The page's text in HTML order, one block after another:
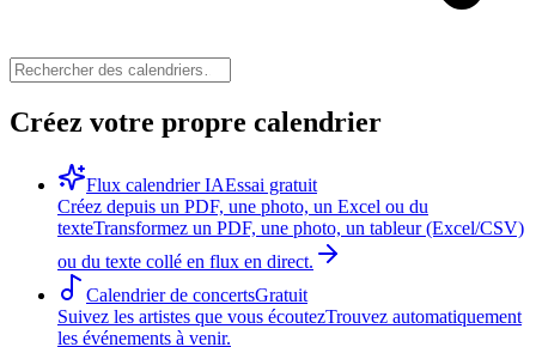
Créez votre propre calendrier
Flux calendrier IAEssai gratuit
Créez depuis un PDF, une photo, un Excel ou du
texteTransformez un PDF, une photo, un tableur (Excel/CSV)
ou du texte collé en flux en direct.
Calendrier de concertsGratuit
Suivez les artistes que vous écoutezTrouvez automatiquement
les événements à venir.